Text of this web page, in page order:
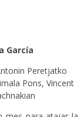
García
Peretjatko
Pons, Vincent